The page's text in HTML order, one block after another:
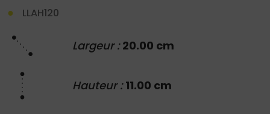
LLAH120
Largeur :20.00 cm
Hauteur :11.00 cm
01
34
|